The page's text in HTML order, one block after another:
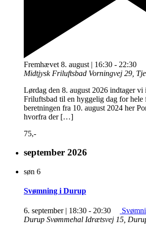
Fremhævet 8. august | 16:30 - 22:30
Midtjysk Friluftsbad Vorningvej 29,
Lørdag den 8. august 2026 indtager
Friluftsbad til en hyggelig dag for
beretningen fra 10. august 2024 her
hvorfra der […]
75,-
september 2026
søn 6
Svømning i Durup
6. september | 18:30 - 20:30
Durup Svømmehal Idrætsvej 15,